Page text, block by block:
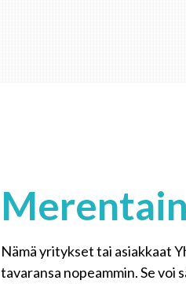
Nämä yritykset tai asiakkaat
tavaransa nopeammin. Se voi